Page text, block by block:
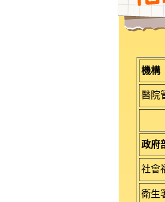
機構
醫院
政府
社會
衛生